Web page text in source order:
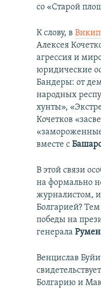
со «Старой
К слову, в
Алексея
агрессия и
юридические
Бандеры: от
народных
хунты»,
Кочетков
вместе с
В этой связи
на формально
журналистом,
Болгарией?
победы на
генерала
Венцислав
Болгарию и